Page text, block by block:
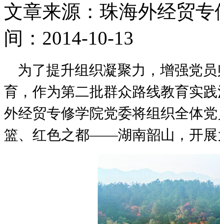
文章来源：珠海外经贸
间：2014-10-13
为了提升组织凝聚力，增强党
育，作为第二批群众路线教育实
外经贸专修学院党委将组织全体
篮、红色之都——湖南韶山，开展